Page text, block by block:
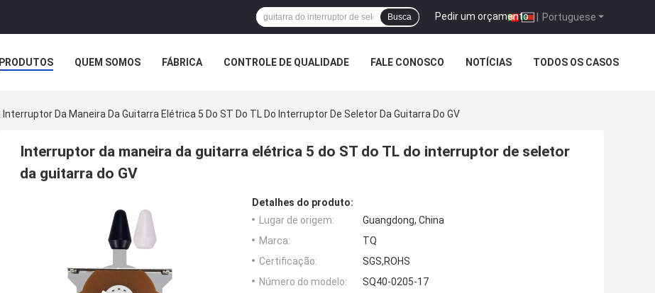
Portuguese
Pedir um orçamento |
Busca
PRODUTOS QUEM SOMOS FÁBRICA CONTROLE DE QUALIDADE FALE CONOSCO NOTÍCIAS TODOS OS CASOS
Interruptor Da Maneira Da Guitarra Elétrica 5 Do ST Do TL Do Interruptor De Seletor Da Guitarra Do GV
Interruptor da maneira da guitarra elétrica 5 do ST do TL do interruptor de seletor
da guitarra do GV
Detalhes do produto:
Lugar de origem:
Guangdong, China
Marca:
TQ
Certificação:
SGS,ROHS
Número do modelo:
SQ40-0205-17